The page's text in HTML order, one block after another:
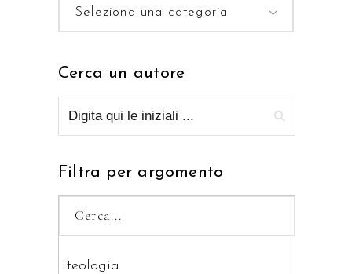
Seleziona una categoria
Cerca un autore
Filtra per argomento
teologia